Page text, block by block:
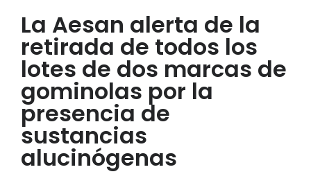
La Aesan alerta de la
retirada de todos los
lotes de dos marcas de
gominolas por la
presencia de
sustancias
alucinógenas